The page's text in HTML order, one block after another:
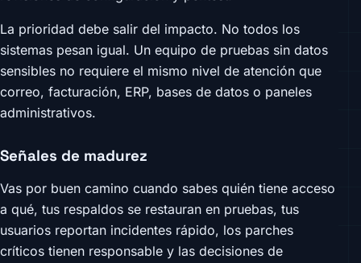
La prioridad debe salir del impacto. No todos los
sistemas pesan igual. Un equipo de pruebas sin datos
sensibles no requiere el mismo nivel de atención que
correo, facturación, ERP, bases de datos o paneles
administrativos.
Señales de madurez
Vas por buen camino cuando sabes quién tiene acceso
a qué, tus respaldos se restauran en pruebas, tus
usuarios reportan incidentes rápido, los parches
críticos tienen responsable y las decisiones de